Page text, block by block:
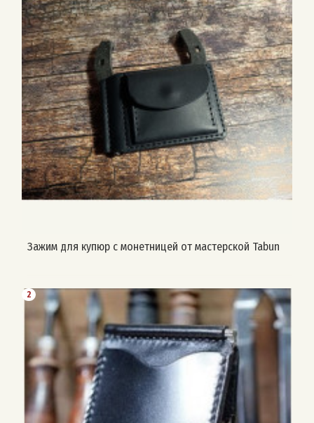
Зажим для купюр с монетницей от мастерской Tabun
2